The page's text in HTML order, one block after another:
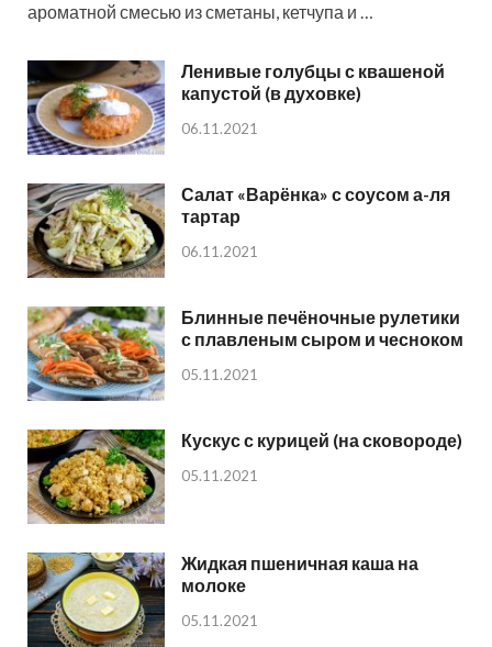
ароматной смесью из сметаны, кетчупа и …
Ленивые голубцы с квашеной
капустой (в духовке)
06.11.2021
Салат «Варёнка» с соусом а-ля
тартар
06.11.2021
Блинные печёночные рулетики
с плавленым сыром и чесноком
05.11.2021
Кускус с курицей (на сковороде)
05.11.2021
Жидкая пшеничная каша на
молоке
05.11.2021